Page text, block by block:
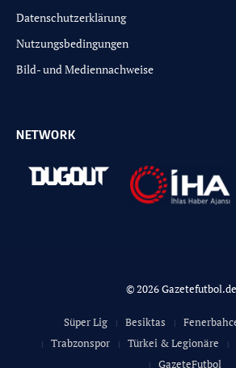
Datenschutzerklärung
Nutzungsbedingungen
Bild- und Mediennachweise
NETWORK
© 2026 Gazetefutbol.de
Süper Lig Besiktas
Trabzonspor
Türkei & Legionäre
GazeteFutbol